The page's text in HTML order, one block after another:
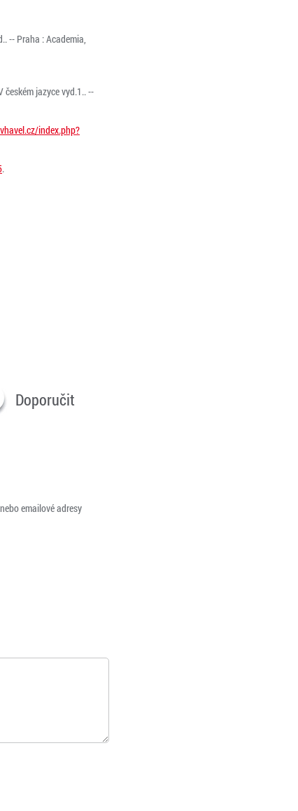
-- Praha : Academia,
jazyce vyd.1.. --
index.php?
.
Doporučit
emailové adresy